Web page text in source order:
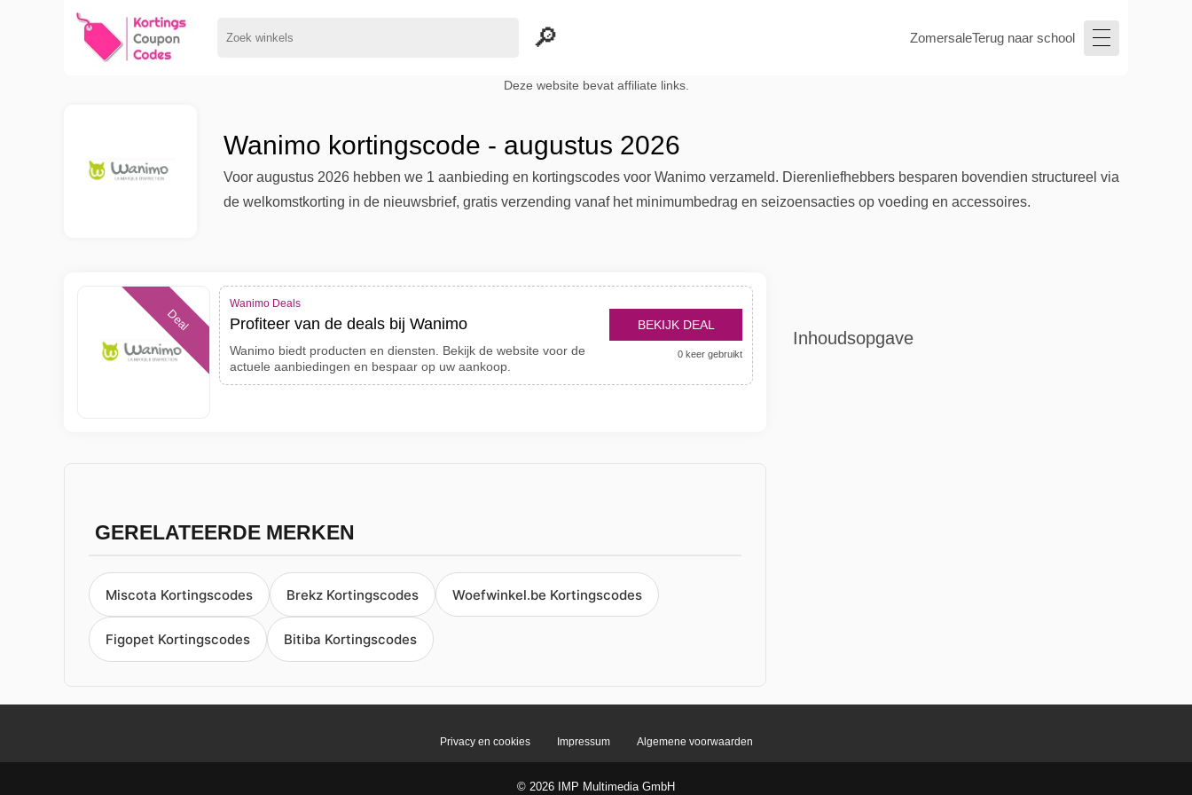
ZomersaleTerug naar school
Deze website bevat affiliate links.
Wanimo kortingscode - augustus 2026
Voor augustus 2026 hebben we 1 aanbieding en kortingscodes voor Wanimo verzameld. Dierenliefhebbers besparen bovendien structureel via
de welkomstkorting in de nieuwsbrief, gratis verzending vanaf het minimumbedrag en seizoensacties op voeding en accessoires.
Deal
Wanimo Deals
Profiteer van de deals bij Wanimo
Wanimo biedt producten en diensten. Bekijk de website voor de
actuele aanbiedingen en bespaar op uw aankoop.
BEKIJK DEAL
0 keer gebruikt
GERELATEERDE MERKEN
Miscota Kortingscodes Brekz Kortingscodes Woefwinkel.be Kortingscodes
Figopet Kortingscodes Bitiba Kortingscodes
Inhoudsopgave
Privacy en cookies Impressum Algemene voorwaarden
© 2026 IMP Multimedia GmbH